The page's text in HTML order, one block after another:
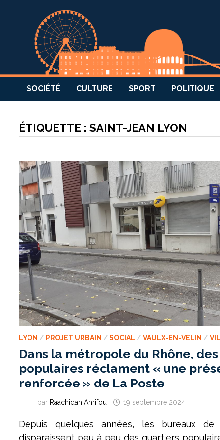
SOCIÉTÉ CULTURE SPORT POLITIQUE
ÉTIQUETTE :SAINT-JEAN LYON
LYON / PROJET URBAIN /SOCIAL /VAULX-EN-VELIN /
Dans la métropole du Rhône,
populaires réclament « une
renforcée » de La Poste
par Raachidah Anrifou 19 septembre 2024
Depuis quelques années, les bureaux
disparaissent peu à peu des quartiers